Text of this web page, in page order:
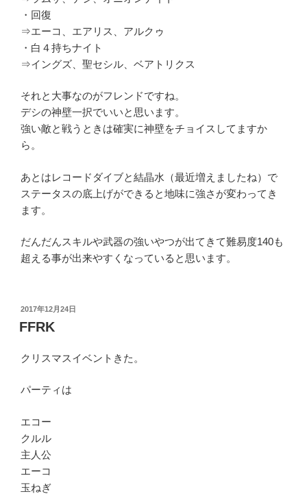
・回復
⇒エーコ、エアリス、アルクゥ
・白４持ちナイト
⇒イングズ、聖セシル、ベアトリクス
それと大事なのがフレンドですね。
デシの神壁一択でいいと思います。
強い敵と戦うときは確実に神壁をチョイスしてますか
ら。
あとはレコードダイブと結晶水（最近増えましたね）で
ステータスの底上げができると地味に強さが変わってき
ます。
だんだんスキルや武器の強いやつが出てきて難易度140も
超える事が出来やすくなっていると思います。
投
稿
日:
2017年12月24日
FFRK
クリスマスイベントきた。
パーティは
エコー
クルル
主人公
エーコ
玉ねぎ